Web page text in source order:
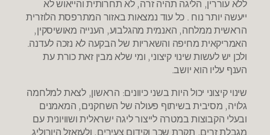
ללא עוררין, הליגה תהיה זרה, לא תחרותית והייאוש לא
ייעשה יותר נוח . כל עוד נמצאות באזור המתרפסת הלוזרית
הראשית ממלחה, האנמית מהגלבוע, הענייה מאושיסקין,
האמריקאית מחיפה והשאריות של הבקעה לא נזכה לעדנה.
ולכן יש לעשות שינוי קיצוני, ומי שלא מבין זאת כורת עת
הענף עליו הוא יושב.
שינוי קיצוני יכול היות בשני כיוונים: הראשון, לצאת למלחמה
גלויה, מסיבית בשיתוף פעולה של השחקנים, המאמנים
ובעלי הקבוצות במטרה לייצור ליגה ישראלית ושוויונית עם
מגבלת זרים, תקרת שכר וקידום צעירים, ולעזאזל היורוליג.